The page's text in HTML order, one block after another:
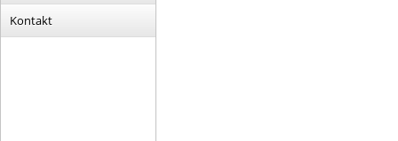
Kontakt